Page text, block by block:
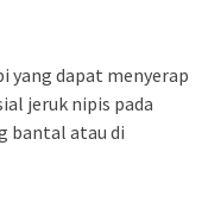
yang dapat menyerap
jeruk nipis pada
bantal atau di